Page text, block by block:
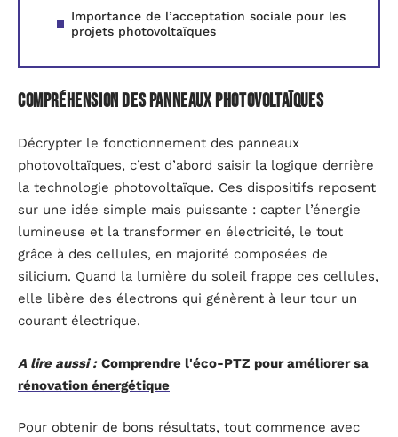
Importance de l’acceptation sociale pour les
projets photovoltaïques
Compréhension des panneaux photovoltaïques
Décrypter le fonctionnement des panneaux
photovoltaïques, c’est d’abord saisir la logique derrière
la technologie photovoltaïque. Ces dispositifs reposent
sur une idée simple mais puissante : capter l’énergie
lumineuse et la transformer en électricité, le tout
grâce à des cellules, en majorité composées de
silicium. Quand la lumière du soleil frappe ces cellules,
elle libère des électrons qui génèrent à leur tour un
courant électrique.
A lire aussi : Comprendre l'éco-PTZ pour améliorer sa
rénovation énergétique
Pour obtenir de bons résultats, tout commence avec